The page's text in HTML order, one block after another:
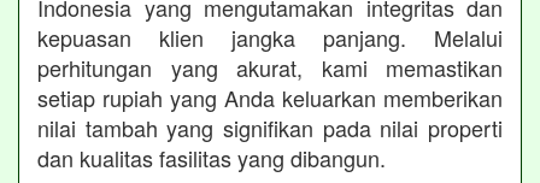
Indonesia yang mengutamakan integritas dan
kepuasan klien jangka panjang. Melalui
perhitungan yang akurat, kami memastikan
setiap rupiah yang Anda keluarkan memberikan
nilai tambah yang signifikan pada nilai properti
dan kualitas fasilitas yang dibangun.